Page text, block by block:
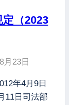
（2023
月23日
年4月9日
11日司法部